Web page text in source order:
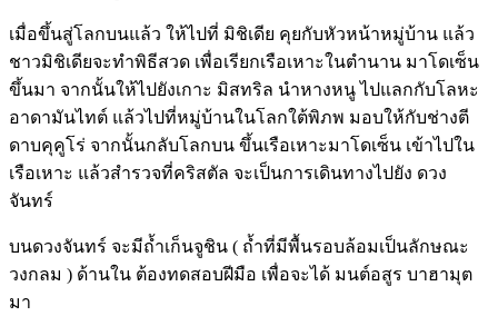
เมื่อขึ้นสู่โลกบนแล้ว ให้ไปที่ มิชิเดีย คุยกับหัวหน้าหมู่บ้าน แล้ว
ชาวมิชิเดียจะทำพิธีสวด เพื่อเรียกเรือเหาะในตำนาน มาโดเซ็น
ขึ้นมา จากนั้นให้ไปยังเกาะ มิสทริล นำหางหนู ไปแลกกับโลหะ
อาดามันไทต์ แล้วไปที่หมู่บ้านในโลกใต้พิภพ มอบให้กับช่างตี
ดาบคุคูโร่ จากนั้นกลับโลกบน ขึ้นเรือเหาะมาโดเซ็น เข้าไปใน
เรือเหาะ แล้วสำรวจที่คริสตัล จะเป็นการเดินทางไปยัง ดวง
จันทร์
บนดวงจันทร์ จะมีถ้ำเก็นจูชิน ( ถ้ำที่มีพื้นรอบล้อมเป็นลักษณะ
วงกลม ) ด้านใน ต้องทดสอบฝีมือ เพื่อจะได้ มนต์อสูร บาฮามุต
มา